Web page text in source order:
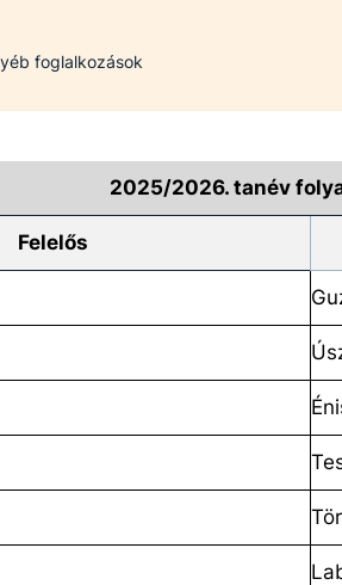
foglalkozások
2025/2026. tanév
Felelős